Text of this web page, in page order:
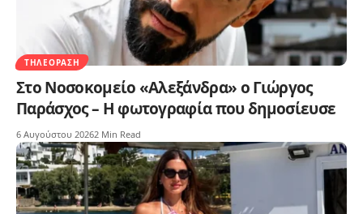
ΤΗΛΕΌΡΑΣΗ
Στο Νοσοκομείο «Αλεξάνδρα» ο Γιώργος
Παράσχος – Η φωτογραφία που δημοσίευσε
6 Αυγούστου 20262 Min Read